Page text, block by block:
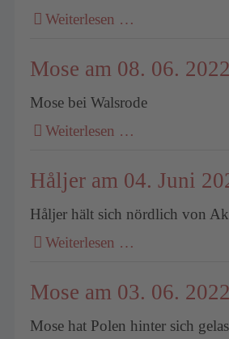
Weiterlesen …
Mose am 08. 06. 2022
Mose bei Walsrode
Weiterlesen …
Håljer am 04. Juni
Håljer hält sich nördlich von
Weiterlesen …
Mose am 03. 06. 2022
Mose hat Polen hinter sich